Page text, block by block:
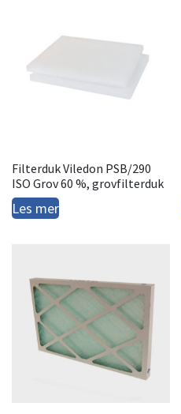
Filterduk Viledon PSB/290
ISO Grov 60 %, grovfilterduk
Les mer